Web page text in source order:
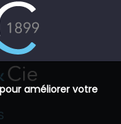
améliorer votre